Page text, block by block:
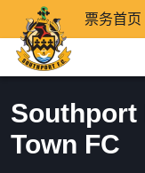
票务首页
Southport
Town FC